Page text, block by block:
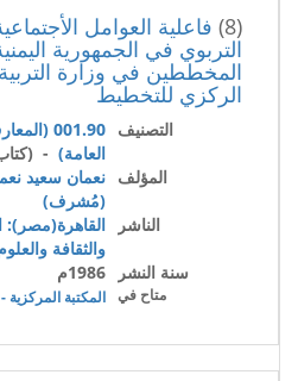
(8) فاعلية العوامل
التربوي في الجمهورية
المخططين في وزارة التربية
الركزي للتخطيط
التصنيف
001.90
العامة) -
المؤلف نعمان سعيد
(مُشرف)
الناشر
القاهرة(مصر):
والثقافة
سنة النشر
1986م
متاح في المكتبة